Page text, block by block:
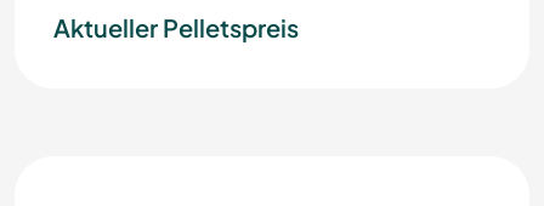
Aktueller Pelletspreis